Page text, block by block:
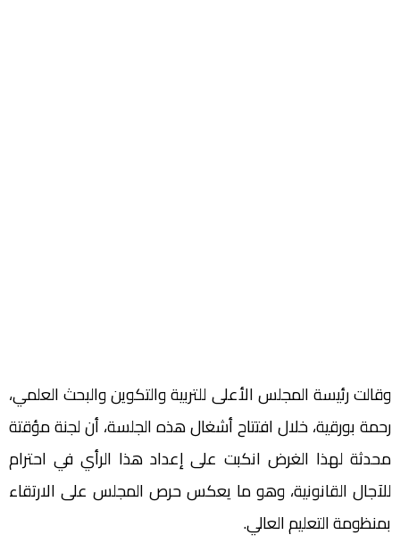
وقالت رئيسة المجلس الأعلى للتربية والتكوين والبحث العلمي،
رحمة بورقية، خلال افتتاح أشغال هذه الجلسة، أن لجنة مؤقتة
محدثة لهذا الغرض انكبت على إعداد هذا الرأي في احترام
للآجال القانونية، وهو ما يعكس حرص المجلس على الارتقاء
بمنظومة التعليم العالي.